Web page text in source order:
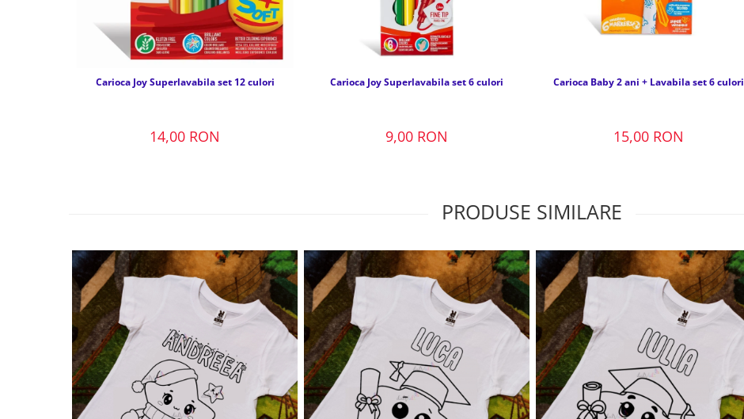
Carioca Joy Superlavabila set 12 culori
14,00 RON
Carioca Joy Superlavabila set 6 culori
9,00 RON
Carioca Baby 2 ani + Lavabila set 6 culori
15,00 RON
PRODUSE SIMILARE